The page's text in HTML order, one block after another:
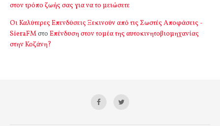
στον τρόπο ζωής σας για να το μειώσετε
Οι Καλύτερες Επενδύσεις Ξεκινούν από τις Σωστές Αποφάσεις -
SieraFMστο Επένδυση στον τομέα της αυτοκινητοβιομηχανίας
στην Κοζάνη?